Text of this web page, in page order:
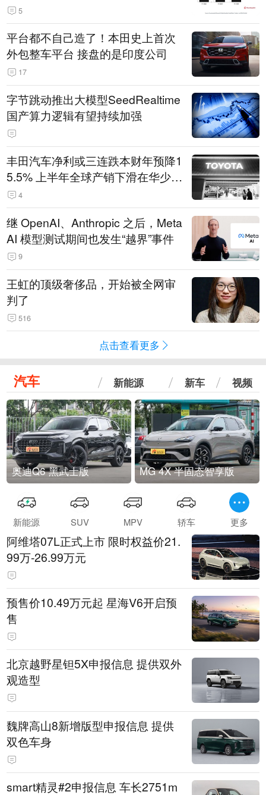
5
平台都不自己造了！本田史上首次
外包整车平台 接盘的是印度公司
17
字节跳动推出大模型SeedRealtime
国产算力逻辑有望持续加强
丰田汽车净利或三连跌本财年预降1
5.5% 上半年全球产销下滑在华少卖
14.3万辆
4
继 OpenAI、Anthropic 之后，Meta
AI 模型测试期间也发生“越界”事件
9
王虹的顶级奢侈品，开始被全网审
判了
516
点击查看更多
汽车 新能源 新车 视频
奥迪Q6 黑武士版 MG 4X 半固态智享版
新能源 SUV MPV 轿车 更多
阿维塔07L正式上市 限时权益价21.
99万-26.99万元
预售价10.49万元起 星海V6开启预
售
北京越野星钽5X申报信息 提供双外
观造型
魏牌高山8新增版型申报信息 提供
双色车身
smart精灵#2申报信息 车长2751m